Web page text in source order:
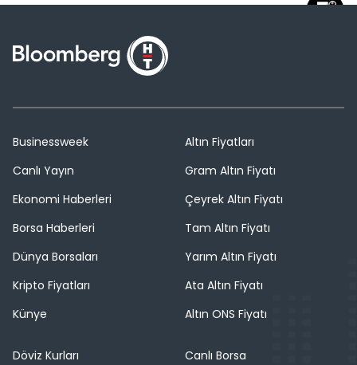
Businessweek
Canlı Yayın
Ekonomi Haberleri
Borsa Haberleri
Dünya Borsaları
Kripto Fiyatları
Künye
Altın Fiyatları
Gram Altın Fiyatı
Çeyrek Altın Fiyatı
Tam Altın Fiyatı
Yarım Altın Fiyatı
Ata Altın Fiyatı
Altın ONS Fiyatı
Döviz Kurları
Canlı Borsa